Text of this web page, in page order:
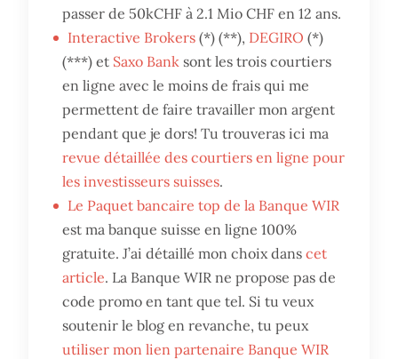
passer de 50kCHF à 2.1 Mio CHF en 12 ans.
Interactive Brokers (*) (**), DEGIRO (*)
(***) et Saxo Bank sont les trois courtiers
en ligne avec le moins de frais qui me
permettent de faire travailler mon argent
pendant que je dors! Tu trouveras ici ma
revue détaillée des courtiers en ligne pour
les investisseurs suisses.
Le Paquet bancaire top de la Banque WIR
est ma banque suisse en ligne 100%
gratuite. J’ai détaillé mon choix danscet
article. La Banque WIR ne propose pas de
code promo en tant que tel. Si tu veux
soutenir le blog en revanche, tu peux
utiliser mon lien partenaire Banque WIR